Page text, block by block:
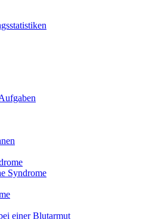
Syndrome
einer Blutarmut